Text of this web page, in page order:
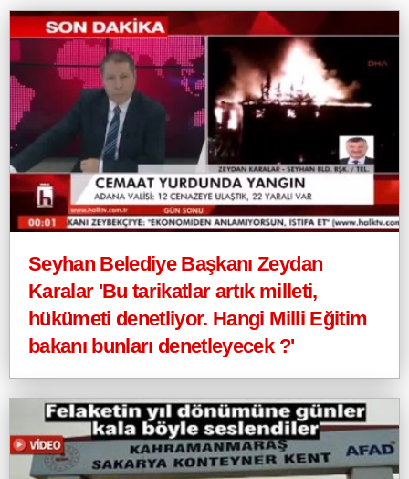
Seyhan Belediye Başkanı Zeydan
Karalar 'Bu tarikatlar artık milleti,
hükümeti denetliyor. Hangi Milli Eğitim
bakanı bunları denetleyecek ?'